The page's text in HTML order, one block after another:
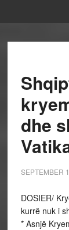
dhe
SEPTEMBER
DOSIER/
kurrë nuk i
* Asnjë